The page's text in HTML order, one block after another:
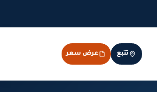
تتبع عرض سعر